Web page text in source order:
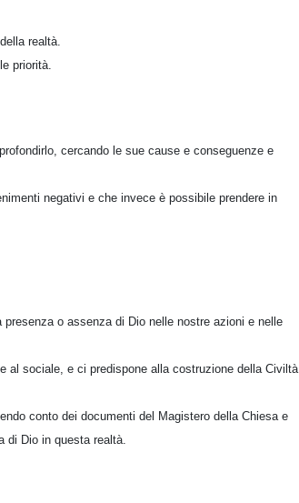
realtà.
priorità.
cercando le sue cause e conseguenze e
negativi e che invece è possibile prendere in
o assenza di Dio nelle nostre azioni e nelle
al sociale, e ci predispone alla costruzione della Civiltà
conto dei documenti del Magistero della Chiesa e
Dio in questa realtà.